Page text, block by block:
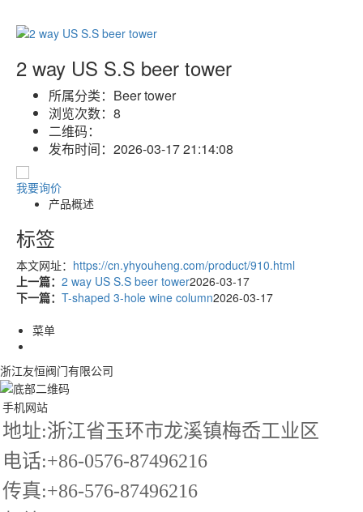
2 way US S.S beer tower
所属分类： Beer tower
浏览次数： 8
二维码：
发布时间： 2026-03-17 21:14:08
我要询价
产品概述
标签
本文网址： https://cn.yhyouheng.com/product/910.html
上一篇： 2 way US S.S beer tower2026-03-17
下一篇： T-shaped 3-hole wine column2026-03-17
菜单
浙江友恒阀门有限公司
手机网站
地址:浙江省玉环市龙溪镇梅岙工业区
电话:+86-0576-87496216
传真:+86-576-87496216